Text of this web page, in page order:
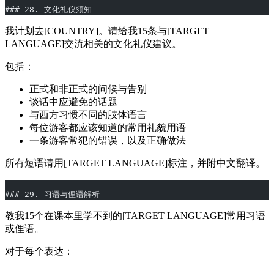
### 28. 文化礼仪须知
我计划去[COUNTRY]。请给我15条与[TARGET
LANGUAGE]交流相关的文化礼仪建议。
包括：
正式和非正式的问候与告别
谈话中应避免的话题
与西方习惯不同的肢体语言
每位游客都应该知道的常用礼貌用语
一条游客常犯的错误，以及正确做法
所有短语请用[TARGET LANGUAGE]标注，并附中文翻译。
### 29. 习语与俚语解析
教我15个在课本里学不到的[TARGET LANGUAGE]常用习语
或俚语。
对于每个表达：